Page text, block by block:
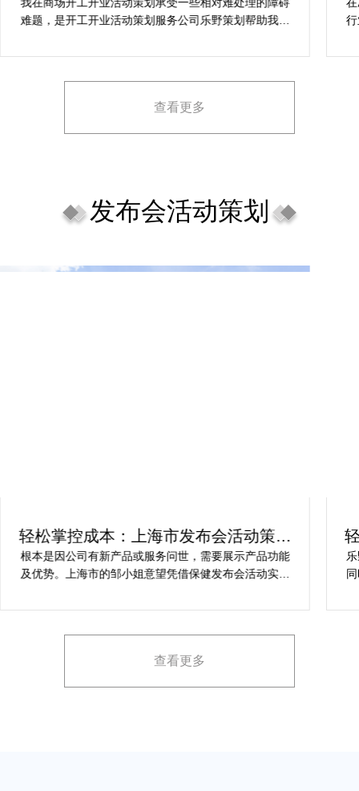
案精选
难题，是开工开业活动策划服务公司乐野策划帮助我完
场开工开业活动策划堪称完美，下次有计划还会选择乐
查看更多
发布会活动策划
轻松掌控成本：上海市发布会活动策划
方案指南
根本是因公司有新产品或服务问世，需要展示产品功能
及优势。上海市的邹小姐意望凭借保健发布会活动实现
占有率。在策划时间里却遇到这些难题缺乏专业的产品
展示方案，以最大化媒体报道和消费者关注。
查看更多